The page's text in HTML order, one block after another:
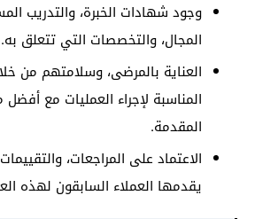
وجود شهادات الخبرة، والتدريب
المجال، والتخصصات التي تتعلق به.
العناية بالمرضى، وسلامتهم من
المناسبة لإجراء العمليات مع
المقدمة.
الاعتماد على المراجعات،
يقدمها العملاء السابقون لهذه